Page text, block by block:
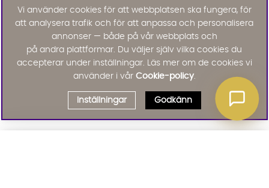
Vi använder cookies för att webbplatsen ska fungera, för
att analysera trafik och för att anpassa och personalisera
annonser — både på vår webbplats och
på andra plattformar. Du väljer själv vilka cookies du
accepterar under inställningar. Läs mer om de cookies vi
använder i vår Cookie-policy.
Inställningar Godkänn